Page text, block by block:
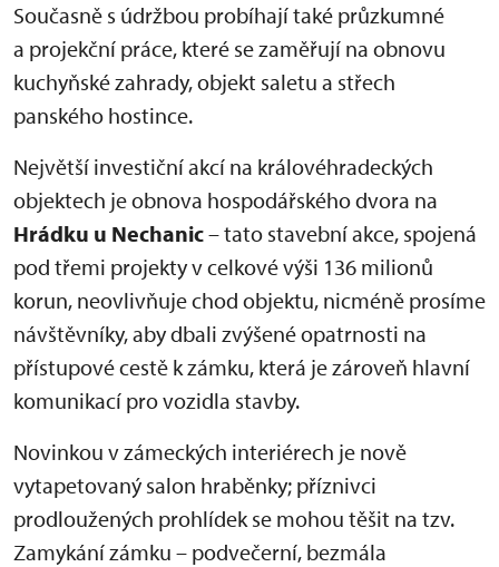
Současně s údržbou probíhají také průzkumné
a projekční práce, které se zaměřují na obnovu
kuchyňské zahrady, objekt saletu a střech
panského hostince.
Největší investiční akcí na královéhradeckých
objektech je obnova hospodářského dvora na
Hrádku u Nechanic– tato stavební akce, spojená
pod třemi projekty v celkové výši 136 milionů
korun, neovlivňuje chod objektu, nicméně prosíme
návštěvníky, aby dbali zvýšené opatrnosti na
přístupové cestě k zámku, která je zároveň hlavní
komunikací pro vozidla stavby.
Novinkou v zámeckých interiérech je nově
vytapetovaný salon hraběnky; příznivci
prodloužených prohlídek se mohou těšit na tzv.
Zamykání zámku – podvečerní, bezmála